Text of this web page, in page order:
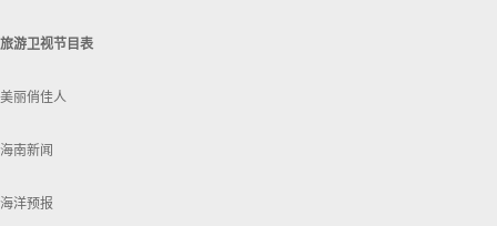
旅游卫视节目表
美丽俏佳人
海南新闻
海洋预报